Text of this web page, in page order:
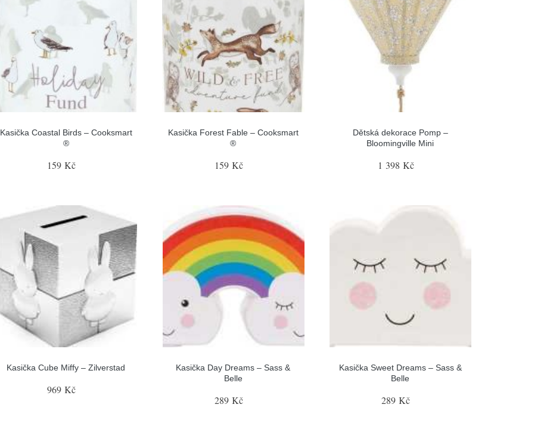
Kasička Coastal Birds – Cooksmart
®
159 Kč
Kasička Forest Fable – Cooksmart
®
159 Kč
Dětská dekorace Pomp –
Bloomingville Mini
1 398 Kč
Kasička Cube Miffy – Zilverstad
969 Kč
Kasička Day Dreams – Sass &
Belle
289 Kč
Kasička Sweet Dreams – Sass &
Belle
289 Kč